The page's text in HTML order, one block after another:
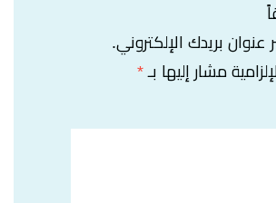
عنوان بريدك الإلكتروني.
مشار إليها بـ *